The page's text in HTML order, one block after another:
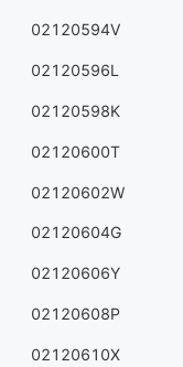
02120594V
02120596L
02120598K
02120600T
02120602W
02120604G
02120606Y
02120608P
02120610X